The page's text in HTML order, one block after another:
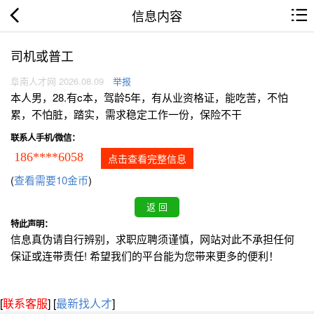
信息内容
司机或普工
阜南人才网 2026.08.09 举报
本人男，28.有c本，驾龄5年，有从业资格证，能吃苦，不怕
累，不怕脏，踏实，需求稳定工作一份，保险不干
联系人手机/微信：
186****6058 点击查看完整信息
(查看需要10金币)
特此声明：
信息真伪请自行辨别，求职应聘须谨慎，网站对此不承担任何
保证或连带责任! 希望我们的平台能为您带来更多的便利！
[联系客服] [最新找人才]